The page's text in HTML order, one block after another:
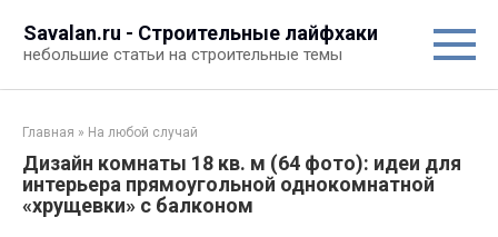
контенту
Savalan.ru - Строительные лайфхаки
небольшие статьи на строительные темы
Главная » На любой случай
Дизайн комнаты 18 кв. м (64 фото): идеи для
интерьера прямоугольной однокомнатной
«хрущевки» с балконом